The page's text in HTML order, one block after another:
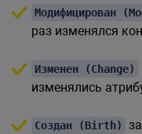
Модифицирован
раз изменялся
Изменен (Change)
изменялись
Создан (Birth)